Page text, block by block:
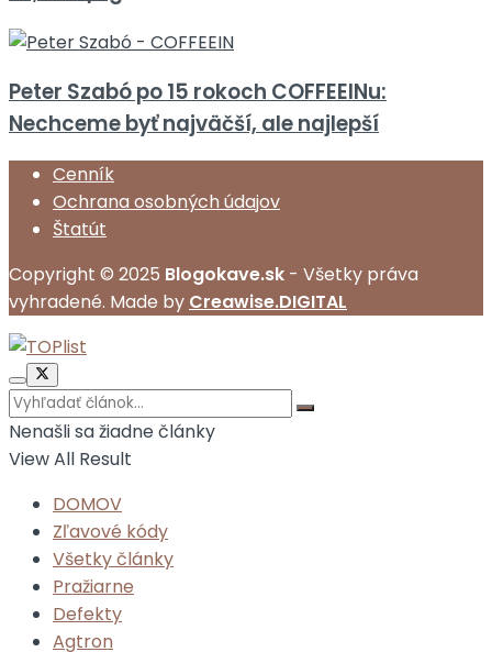
Peter Szabó po 15 rokoch COFFEEINu:
Nechceme byť najväčší, ale najlepší
Cenník
Ochrana osobných údajov
Štatút
Copyright © 2025 Blogokave.sk - Všetky práva
vyhradené. Made by Creawise.DIGITAL
Nenašli sa žiadne články
View All Result
DOMOV
Zľavové kódy
Všetky články
Pražiarne
Defekty
Agtron